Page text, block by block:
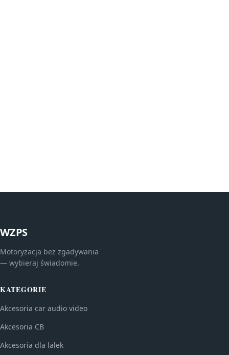
WZPS
Motoryzacja bez zgadywania
— wybieraj świadomie.
KATEGORIE
Akcesoria car audio video
Akcesoria CB
Akcesoria dla lalek